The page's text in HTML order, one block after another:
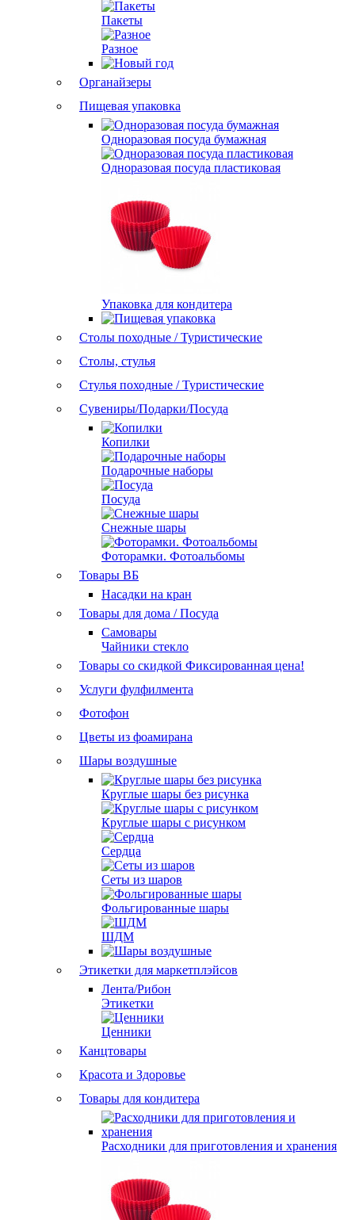
Пакеты
Разное
Органайзеры
Пищевая упаковка
Одноразовая посуда бумажная
Одноразовая посуда пластиковая
Упаковка для кондитера
Столы походные / Туристические
Столы, стулья
Стулья походные / Туристические
Сувениры/Подарки/Посуда
Копилки
Подарочные наборы
Посуда
Снежные шары
Фоторамки. Фотоальбомы
Товары ВБ
Насадки на кран
Товары для дома / Посуда
Самовары
Чайники стекло
Товары со скидкой Фиксированная цена!
Услуги фулфилмента
Фотофон
Цветы из фоамирана
Шары воздушные
Круглые шары без рисунка
Круглые шары с рисунком
Сердца
Сеты из шаров
Фольгированные шары
ШДМ
Этикетки для маркетплэйсов
Лента/Рибон
Этикетки
Ценники
Канцтовары
Красота и Здоровье
Товары для кондитера
Расходники для приготовления и хранения